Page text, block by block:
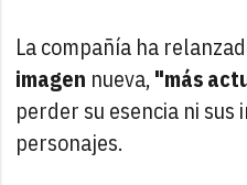
La compañía ha
imagen nueva,"más
perder su esencia ni
personajes.